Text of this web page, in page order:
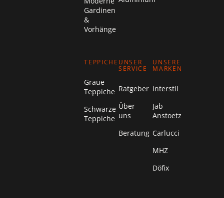
Gardinen
&
Vorhänge
TEPPICHE
Graue
Teppiche
Schwarze
Teppiche
UNSER
SERVICE
Ratgeber
Über
uns
Beratung
UNSERE
MARKEN
Interstil
Jab
Anstoetz
Carlucci
MHZ
Döfix